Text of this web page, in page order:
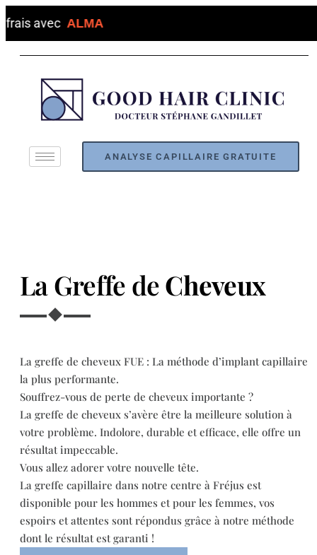
ANALYSE CAPILLAIRE GRATUITE
La Greffe deCheveux
La greffe de cheveux FUE : La méthode d’implant capillaire
la plus performante.
Souffrez-vous de perte de cheveux importante ?
La greffe de cheveux s’avère être la meilleure solution à
votre problème. Indolore, durable et efficace, elle offre un
résultat impeccable.
Vous allez adorer votre nouvelle tête.
La greffe capillaire dans notre centre à Fréjus est
disponible pour les hommes et pour les femmes, vos
espoirs et attentes sont répondus grâce à notre méthode
dont le résultat est garanti !